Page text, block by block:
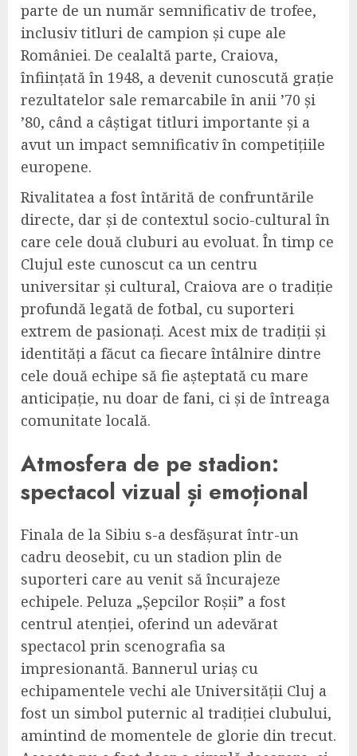
parte de un număr semnificativ de trofee,
inclusiv titluri de campion și cupe ale
României. De cealaltă parte, Craiova,
înființată în 1948, a devenit cunoscută grație
rezultatelor sale remarcabile în anii ’70 și
’80, când a câștigat titluri importante și a
avut un impact semnificativ în competițiile
europene.
Rivalitatea a fost întărită de confruntările
directe, dar și de contextul socio-cultural în
care cele două cluburi au evoluat. În timp ce
Clujul este cunoscut ca un centru
universitar și cultural, Craiova are o tradiție
profundă legată de fotbal, cu suporteri
extrem de pasionați. Acest mix de tradiții și
identități a făcut ca fiecare întâlnire dintre
cele două echipe să fie așteptată cu mare
anticipație, nu doar de fani, ci și de întreaga
comunitate locală.
Atmosfera de pe stadion:
spectacol vizual și emoțional
Finala de la Sibiu s-a desfășurat într-un
cadru deosebit, cu un stadion plin de
suporteri care au venit să încurajeze
echipele. Peluza „Șepcilor Roșii” a fost
centrul atenției, oferind un adevărat
spectacol prin scenografia sa
impresionantă. Bannerul uriaș cu
echipamentele vechi ale Universității Cluj a
fost un simbol puternic al tradiției clubului,
amintind de momentele de glorie din trecut.